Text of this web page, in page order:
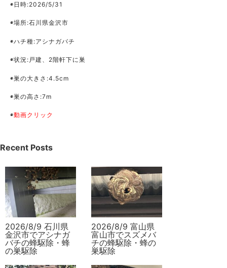
◉日時:2026/5/31
◉場所:石川県金沢市
◉ハチ種:アシナガバチ
◉状況:戸建、2階軒下に巣
◉巣の大きさ:4.5cm
◉巣の高さ:7m
◉動画クリック
Recent Posts
2026/8/9 石川県
金沢市でアシナガ
バチの蜂駆除・蜂
の巣駆除
2026/8/9 富山県
富山市でスズメバ
チの蜂駆除・蜂の
巣駆除